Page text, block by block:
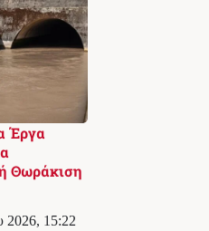
Έργα
Θωράκιση
2026, 15:22